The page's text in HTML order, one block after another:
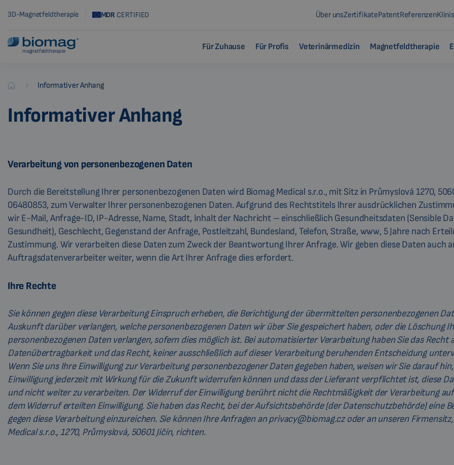
3D-Magnetfeldtherapie MDR CERTIFIED Über unsZertifikatePatentReferenzen
magnetfeldtherapie Für Zuhause Für Profis Veterinärmedizin Magnetfeldtherapie
Biomag Informativer Anhang
Informativer Anhang
Verarbeitung von personenbezogenen Daten
Durch die Bereitstellung Ihrer personenbezogenen Daten wird Biomag Medical s.r.o., mit Sitz in Průmyslová 1270,
06480853, zum Verwalter Ihrer personenbezogenen Daten. Aufgrund des Rechtstitels Ihrer ausdrücklichen
wir E-Mail, Anfrage-ID, IP-Adresse, Name, Stadt, Inhalt der Nachricht – einschließlich Gesundheitsdaten (Sensible
Gesundheit), Geschlecht, Gegenstand der Anfrage, Postleitzahl, Bundesland, Telefon, Straße, www, 5 Jahre nach
Zustimmung. Wir verarbeiten diese Daten zum Zweck der Beantwortung Ihrer Anfrage. Wir geben diese Daten auch
Auftragsdatenverarbeiter weiter, wenn die Art Ihrer Anfrage dies erfordert.
Ihre Rechte
Sie können gegen diese Verarbeitung Einspruch erheben, die Berichtigung der übermittelten personenbezogenen
Auskunft darüber verlangen, welche personenbezogenen Daten wir über Sie gespeichert haben, oder die Löschung
personenbezogenen Daten verlangen, sofern dies möglich ist. Bei automatisierter Verarbeitung haben Sie das Recht
Datenübertragbarkeit und das Recht, keiner ausschließlich auf dieser Verarbeitung beruhenden Entscheidung
Wenn Sie uns Ihre Einwilligung zur Verarbeitung personenbezogener Daten gegeben haben, weisen wir Sie darauf
Einwilligung jederzeit mit Wirkung für die Zukunft widerrufen können und dass der Lieferant verpflichtet ist, diese
und nicht weiter zu verarbeiten. Der Widerruf der Einwilligung berührt nicht die Rechtmäßigkeit der Verarbeitung
dem Widerruf erteilten Einwilligung. Sie haben das Recht, bei der Aufsichtsbehörde (der Datenschutzbehörde) eine
gegen diese Verarbeitung einzureichen. Sie können Ihre Anfragen anprivacy@biomag.czoder an unseren
Medical s.r.o., 1270, Průmyslová, 50601 Jičín, richten.